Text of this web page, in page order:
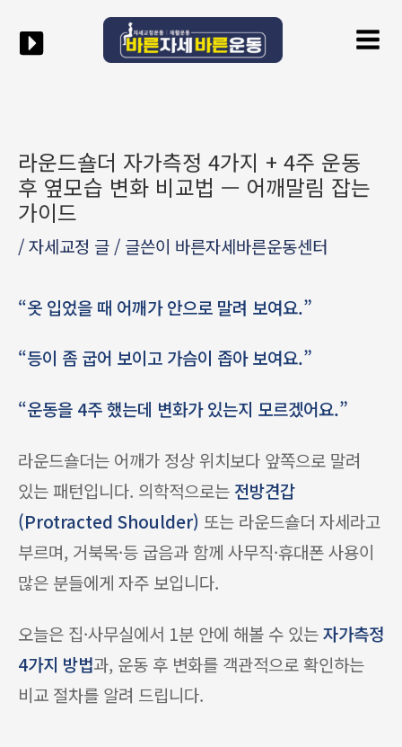
건너뛰기
라운드숄더 자가측정 4가지 + 4주 운동
후 옆모습 변화 비교법 — 어깨말림 잡는
가이드
/자세교정 글 / 글쓴이 바른자세바른운동센터
“옷 입었을 때 어깨가 안으로 말려 보여요.”
“등이 좀 굽어 보이고 가슴이 좁아 보여요.”
“운동을 4주 했는데 변화가 있는지 모르겠어요.”
라운드숄더는 어깨가 정상 위치보다 앞쪽으로 말려
있는 패턴입니다. 의학적으로는 전방견갑
(Protracted Shoulder) 또는 라운드숄더 자세라고
부르며, 거북목·등 굽음과 함께 사무직·휴대폰 사용이
많은 분들에게 자주 보입니다.
오늘은 집·사무실에서 1분 안에 해볼 수 있는자가측정
4가지 방법과, 운동 후 변화를 객관적으로 확인하는
비교 절차를 알려 드립니다.
navigation